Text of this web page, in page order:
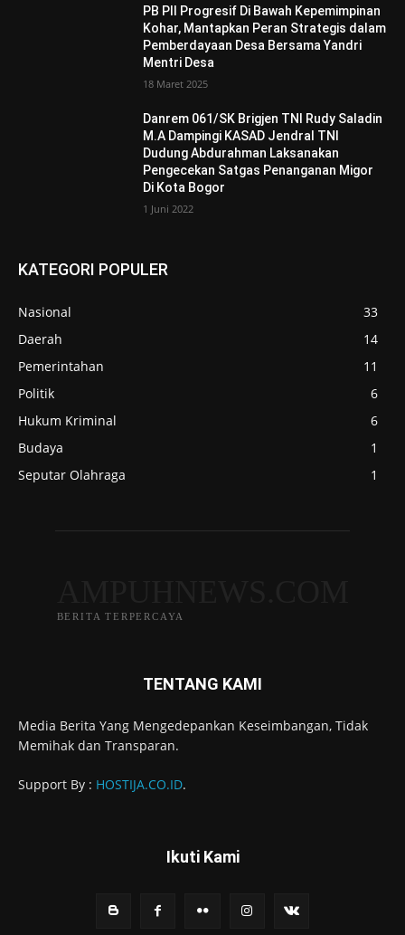
PB PII Progresif Di Bawah Kepemimpinan
Kohar, Mantapkan Peran Strategis dalam
Pemberdayaan Desa Bersama Yandri
Mentri Desa
18 Maret 2025
Danrem 061/SK Brigjen TNI Rudy Saladin
M.A Dampingi KASAD Jendral TNI
Dudung Abdurahman Laksanakan
Pengecekan Satgas Penanganan Migor
Di Kota Bogor
1 Juni 2022
KATEGORI POPULER
Nasional
33
Daerah
14
Pemerintahan
11
Politik
6
Hukum Kriminal
6
Budaya
1
Seputar Olahraga
1
BERITA TERPERCAYA
TENTANG KAMI
Media Berita Yang Mengedepankan Keseimbangan, Tidak
Memihak dan Transparan.
Support By : HOSTIJA.CO.ID.
Ikuti Kami